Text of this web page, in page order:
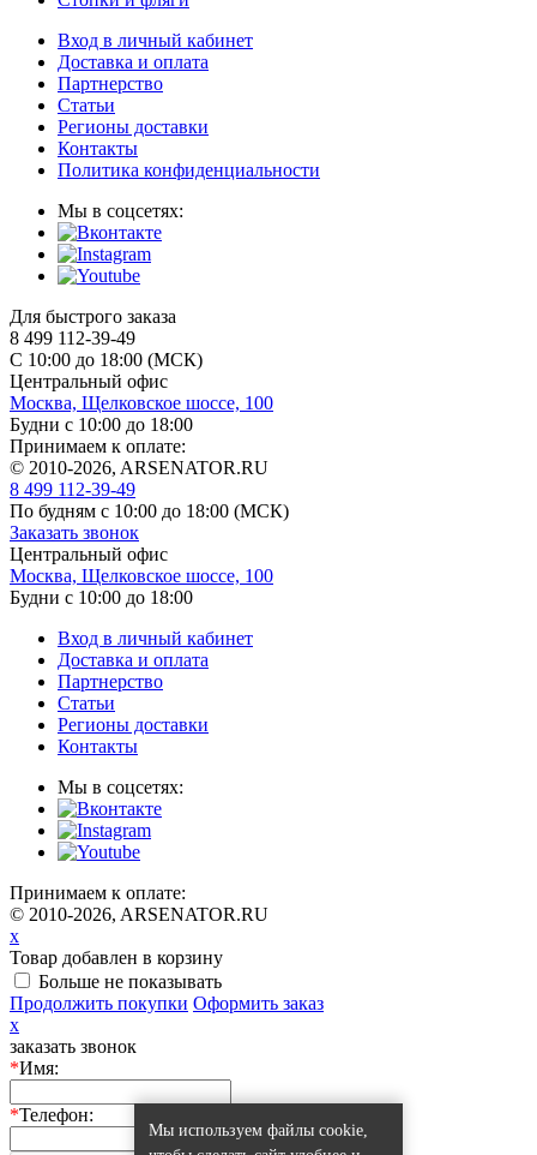
Мы используем файлы cookie,
Вход в личный кабинет
Доставка и оплата
Партнерство
Статьи
Регионы доставки
Контакты
Политика конфиденциальности
Мы в соцсетях:
Для быстрого заказа
8 499 112-39-49
С 10:00 до 18:00 (МСК)
Центральный офис
Москва, Щелковское шоссе, 100
Будни с 10:00 до 18:00
Принимаем к оплате:
© 2010-2026, ARSENATOR.RU
8 499 112-39-49
По будням с 10:00 до 18:00 (МСК)
Заказать звонок
Центральный офис
Москва, Щелковское шоссе, 100
Будни с 10:00 до 18:00
Вход в личный кабинет
Доставка и оплата
Партнерство
Статьи
Регионы доставки
Контакты
Мы в соцсетях:
Принимаем к оплате:
© 2010-2026, ARSENATOR.RU
x
Товар добавлен в корзину
Больше не показывать
Продолжить покупки Оформить заказ
x
заказать звонок
*Имя:
*Телефон: